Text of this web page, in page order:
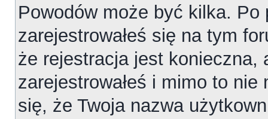
Powodów może być kilka.
zarejestrowałeś się na tym
że rejestracja jest konieczna,
zarejestrowałeś i mimo to
się, że Twoja nazwa